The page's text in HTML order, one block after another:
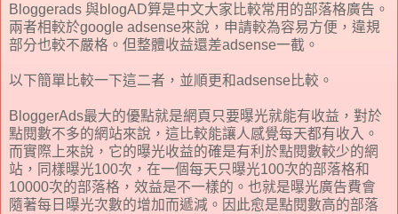
Bloggerads 與blogAD算是中文大家比較常用的部落格廣告。
兩者相較於google adsense來說，申請較為容易方便，違規
部分也較不嚴格。但整體收益還差adsense一截。
以下簡單比較一下這二者，並順更和adsense比較。
BloggerAds最大的優點就是網頁只要曝光就能有收益，對於
點閱數不多的網站來說，這比較能讓人感覺每天都有收入。
而實際上來說，它的曝光收益的確是有利於點閱數較少的網
站，同樣曝光100次，在一個每天只曝光100次的部落格和
10000次的部落格，效益是不一樣的。也就是曝光廣告費會
隨著每日曝光次數的增加而遞減。因此愈是點閱數高的部落